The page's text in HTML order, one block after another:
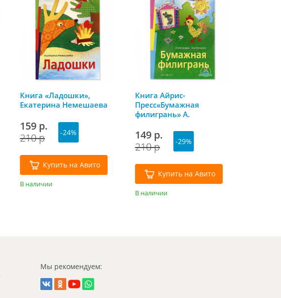
Книга «Ладошки»,
Екатерина Немешаева
159 р.
210 р
-24%
Купить на Авито
В наличии
Книга Айрис-
Пресс«Бумажная
филигрань» А.
149 р.
210 р
-29%
Купить на Авито
В наличии
Мы рекомендуем: